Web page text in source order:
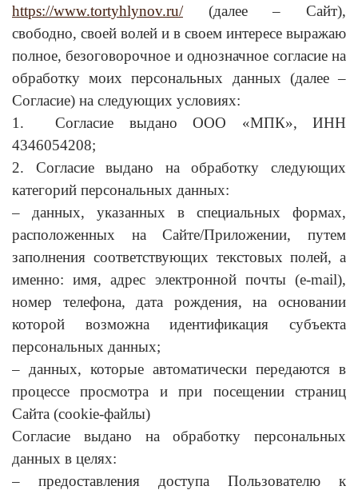
https://www.tortyhlynov.ru/
(далее – Сайт),
свободно, своей волей и в своем интересе выражаю
полное, безоговорочное и однозначное согласие на
обработку моих персональных данных (далее –
Согласие) на следующих условиях:
1.
Согласие выдано ООО «МПК», ИНН
4346054208;
2. Согласие выдано на обработку следующих
категорий персональных данных:
– данных, указанных в специальных формах,
расположенных на Сайте/Приложении, путем
заполнения соответствующих текстовых полей, а
именно: имя, адрес электронной почты (e-mail),
номер телефона, дата рождения, на основании
которой возможна идентификация субъекта
персональных данных;
– данных, которые автоматически передаются в
процессе просмотра и при посещении страниц
Сайта (cookie-файлы)
Согласие выдано на обработку персональных
данных в целях:
– предоставления доступа Пользователю к